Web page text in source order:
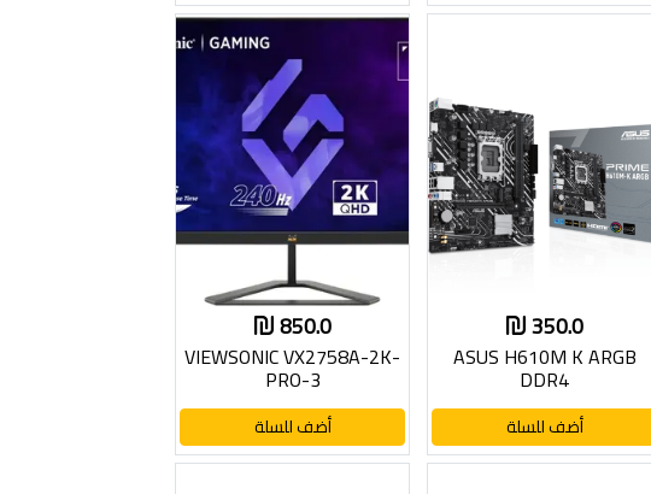
350.0
ASUS H610M K ARGB
DDR4
أضف للسلة
850.0
VIEWSONIC VX2758A-2K-
PRO-3
أضف للسلة